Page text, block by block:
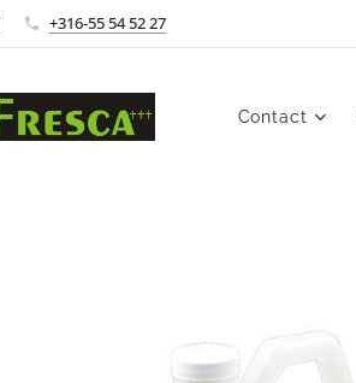
+316-55 54 52 27
Contact